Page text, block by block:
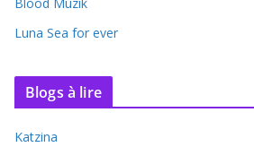
Luna Sea for ever
Blogs à lire
Katzina